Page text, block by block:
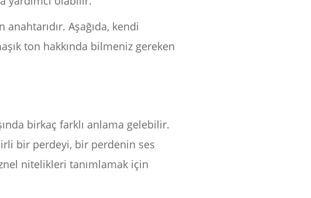
Aşağıda, kendi
ton hakkında bilmeniz gereken
birkaç farklı anlama gelebilir.
bir perdeyi, bir perdenin ses
nitelikleri tanımlamak için